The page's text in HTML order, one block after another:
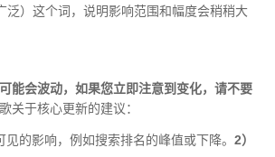
泛）这个词，说明影响范围和幅度会稍稍大
能会波动，如果您立即注意到变化，请不要
关于核心更新的建议：
的影响，例如搜索排名的峰值或下降。 2）